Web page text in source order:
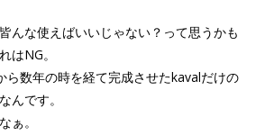
んな使えばいいじゃない？って思うかも
はNG。
ら数年の時を経て完成させたkavalだけの
んです。
ぁ。